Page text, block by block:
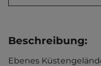
Beschreibung:
Ebenes